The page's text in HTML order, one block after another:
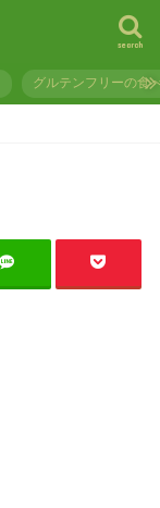
search
グルテンフリーの食